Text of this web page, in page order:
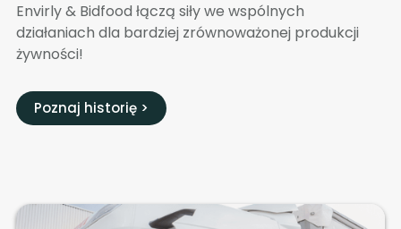
Envirly & Bidfood łączą siły we wspólnych
działaniach dla bardziej zrównoważonej produkcji
żywności!
Poznaj historię >